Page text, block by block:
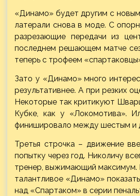
«Динамо» будет другим с
латерали снова в моде. С
разрезающие передачи из
последнем решающем матче
теперь с трофеем
Зато у «Динамо» много
результативнее. А при резких
Некоторые так критикуют
Кубке, как у «Локомотива».
финишировало между шестым и
Третья строчка – движение
попытку через год. Николичу
тренер, выжимающий максимум.
талантливое «Динамо»
над «Спартаком» в серии